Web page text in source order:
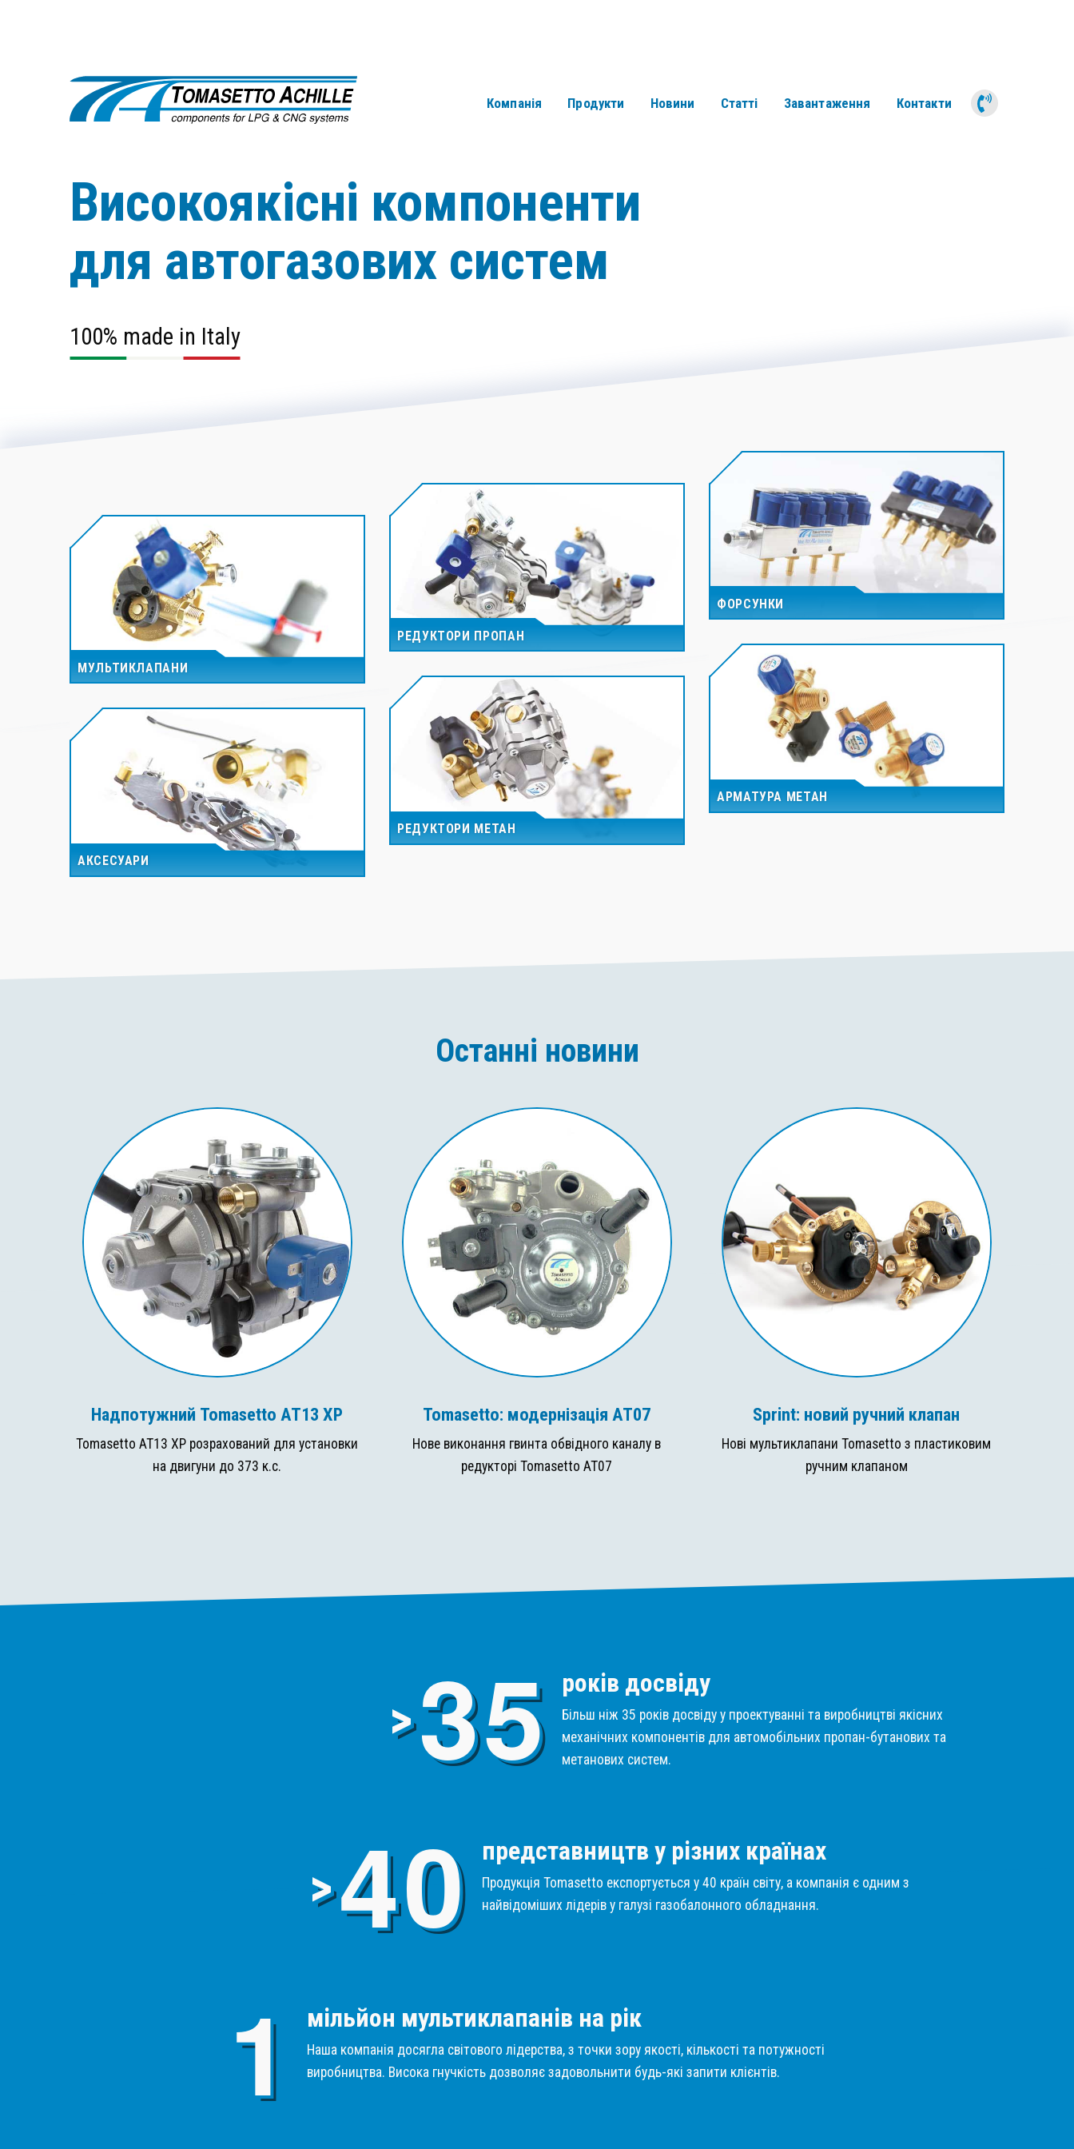
Компанія Продукти Новини Статті Завантаження Контакти
Високоякісні компоненти
для автогазових систем
100% made in Italy
МУЛЬТИКЛАПАНИ
РЕДУКТОРИ ПРОПАН
ФОРСУНКИ
АКСЕСУАРИ
РЕДУКТОРИ МЕТАН
АРМАТУРА МЕТАН
Останні новини
Надпотужний Tomasetto AT13 XP
Tomasetto AT13 XP розрахований для установки
на двигуни до 373 к.с.
Tomasetto: модернізація AT07
Нове виконання гвинта обвідного каналу в
редукторі Tomasetto AT07
Sprint: новий ручний клапан
Нові мультиклапани Tomasetto з пластиковим
ручним клапаном
>3
5
років досвіду
Більш ніж 35 років досвіду у проектуванні та виробництві якісних
механічних компонентів для автомобільних пропан-бутанових та
метанових систем.
>4
0
представництв у різних країнах
Продукція Tomasetto експортується у 40 країн світу, а компанія є одним з
найвідоміших лідерів у галузі газобалонного обладнання.
1
мільйон мультиклапанів на рік
Наша компанія досягла світового лідерства, з точки зору якості, кількості та потужності
виробництва. Висока гнучкість дозволяє задовольнити будь-які запити клієнтів.